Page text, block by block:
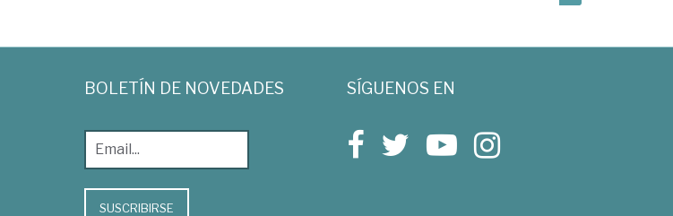
BOLETÍN DE NOVEDADES
SUSCRIBIRSE
SÍGUENOS EN